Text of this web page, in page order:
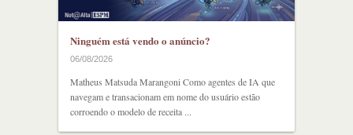
Ninguém está vendo o anúncio?
06/08/2026
Matheus Matsuda Marangoni Como agentes de IA que
navegam e transacionam em nome do usuário estão
corroendo o modelo de receita ...